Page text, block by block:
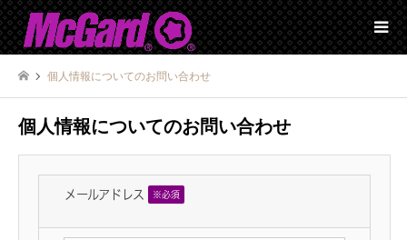
個人情報についてのお問い合わせ
個人情報についてのお問い合わせ
メールアドレス ※必須